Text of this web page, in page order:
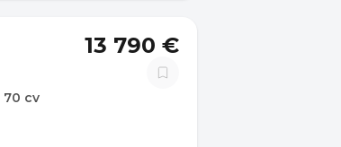
13 790 €
70 cv